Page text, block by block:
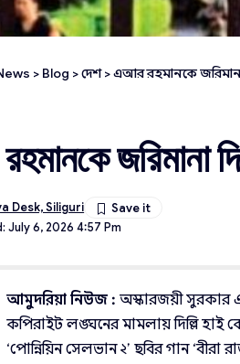
> Blog >দেশ>এআর রহমানকে জরিমানা
জরিমানা
July 6, 2026 4:57 Pm
Desk, Siliguri
আমুদরিয়া নিউজ : অস্কারজয়ী সুরকার
কপিরাইট লঙ্ঘনের মামলায় দিল্লি হাই
‘পোন্নিয়িন সেলভান ২’ ছবির গান